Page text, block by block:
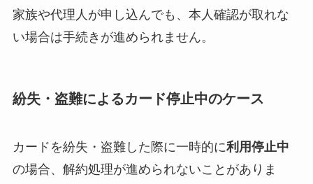
家族や代理人が申し込んでも、本人確認が取れな
い場合は手続きが進められません。
紛失・盗難によるカード停止中のケース
カードを紛失・盗難した際に一時的に利用停止中
の場合、解約処理が進められないことがありま